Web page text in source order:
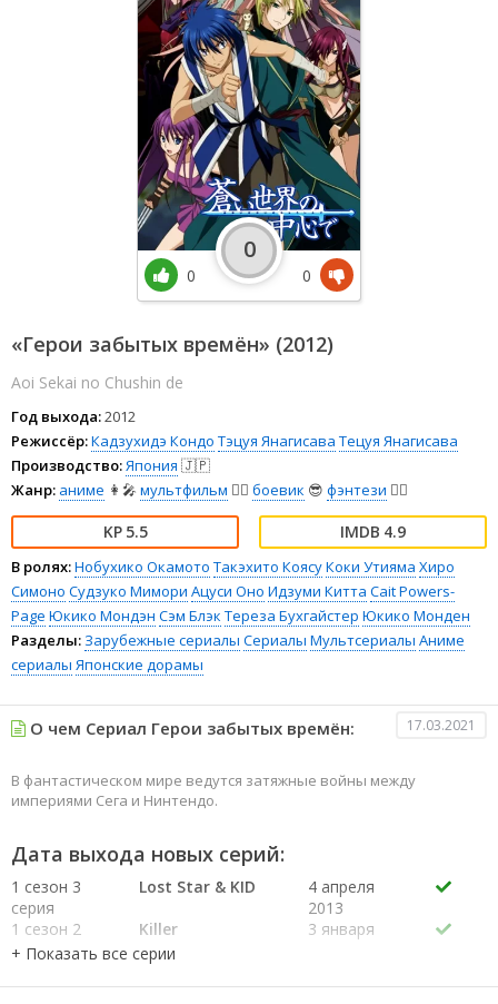
«Герои забытых времён» (2012)
Aoi Sekai no Chushin de
Год выхода:2012
Режиссёр:Кадзухидэ Кондо Тэцуя Янагисава Тецуя Янагисава
Производство:Япония 🇯🇵
Жанр: аниме 👩‍🎤 мультфильм 🧚‍♀️ боевик 😎 фэнтези 🧝‍♂️
5.5 4.9
В ролях:Нобухико Окамото Такэхито КоясуКоки Утияма Хиро
Симоно Судзуко Мимори Ацуси Оно Идзуми Китта Cait Powers-
Page Юкико Мондэн Сэм Блэк Тереза Бухгайстер Юкико Монден
Разделы: Зарубежные сериалы Сериалы Мультсериалы Аниме
сериалы Японские дорамы
0
0
0
О чем Сериал Герои забытых времён: 17.03.2021
В фантастическом мире ведутся затяжные войны между
империями Сега и Нинтендо.
Дата выхода новых серий:
1 сезон 3
серия
Lost Star & KID
4 апреля
2013
1 сезон 2
серия
Killer
3 января
серия
The Hard Wars
of Consume
2012